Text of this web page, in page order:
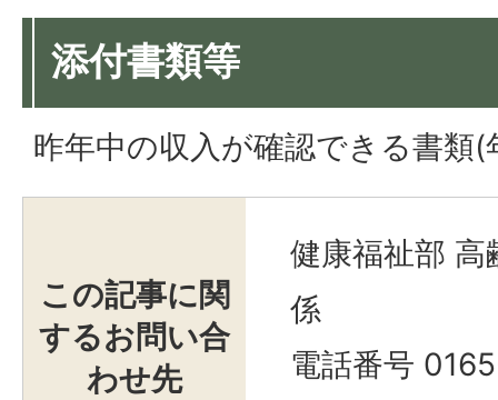
添付書類等
昨年中の収入が確認できる書類(
この記事に関
するお問い合
わせ先
健康福祉部 高
係
電話番号